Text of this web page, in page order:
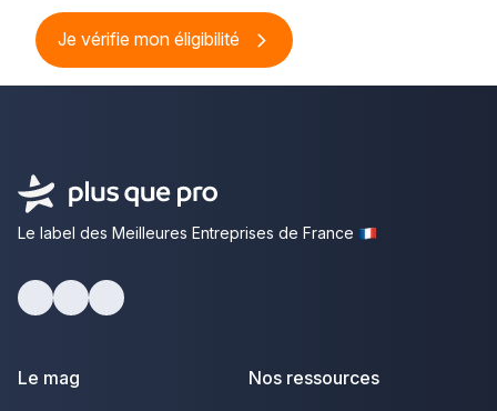
Je vérifie mon éligibilité
Le label des Meilleures Entreprises de France
Le mag Nos ressources